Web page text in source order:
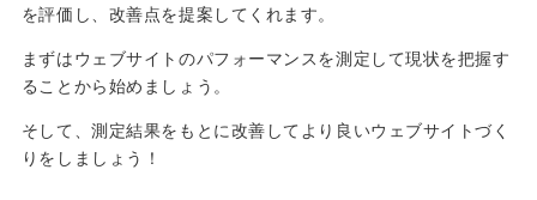
を評価し、改善点を提案してくれます。
まずはウェブサイトのパフォーマンスを測定して現状を把握す
ることから始めましょう。
そして、測定結果をもとに改善してより良いウェブサイトづく
りをしましょう！